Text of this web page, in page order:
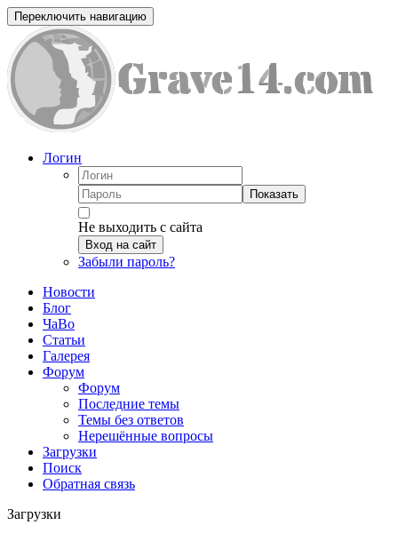
Переключить навигацию
Логин
Показать
Не выходить с сайта
Вход на сайт
Забыли пароль?
Новости
Блог
ЧаВо
Статьи
Галерея
Форум
Форум
Последние темы
Темы без ответов
Нерешённые вопросы
Загрузки
Поиск
Обратная связь
Загрузки